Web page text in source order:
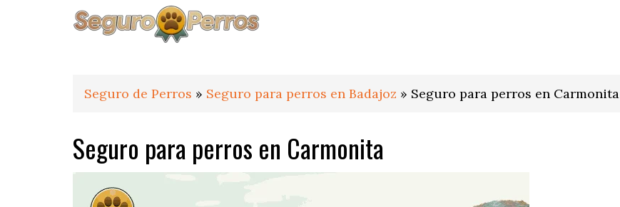
Seguro de Perros » Seguro para perros en Badajoz » Seguro para perros en Carmonita
Seguro para perros en Carmonita